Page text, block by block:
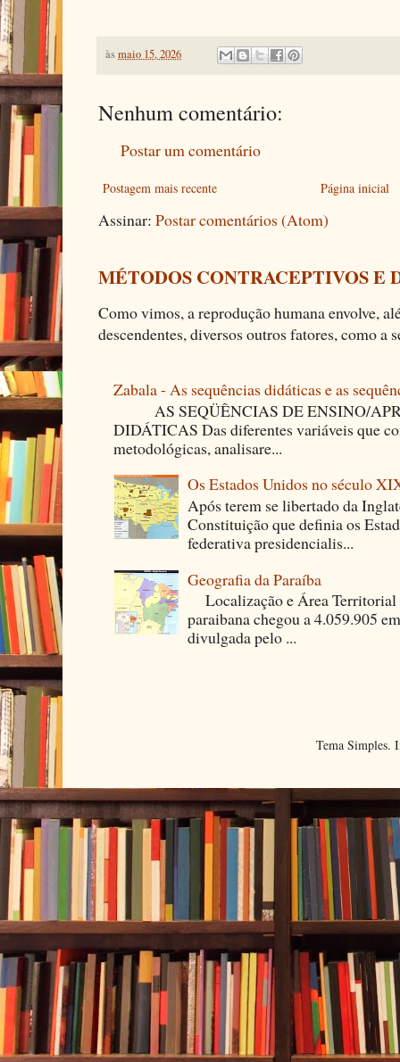
àsmaio 15, 2026
Nenhum comentário:
Postar um comentário
Postagem mais recente Página inicial
Assinar: Postar comentários (Atom)
MÉTODOS CONTRACEPTIVOS E
Como vimos, a reprodução humana envolve,
descendentes, diversos outros fatores, como a
Zabala - As sequências didáticas e as
AS SEQÜÊNCIAS DE ENSINO/
DIDÁTICAS Das diferentes variáveis que
metodológicas, analisare...
Os Estados Unidos no século
Após terem se libertado da
Constituição que definia os
federativa presidencialis...
Geografia da Paraíba
Localização e Área
paraibana chegou a 4.059.905
divulgada pelo ...
Tema Simples.